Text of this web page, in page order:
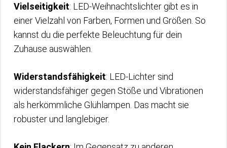
Vielseitigkeit: LED-Weihnachtslichter gibt es in
einer Vielzahl von Farben, Formen und Größen. So
kannst du die perfekte Beleuchtung für dein
Zuhause auswählen.
Widerstandsfähigkeit: LED-Lichter sind
widerstandsfähiger gegen Stöße und Vibrationen
als herkömmliche Glühlampen. Das macht sie
robuster und langlebiger.